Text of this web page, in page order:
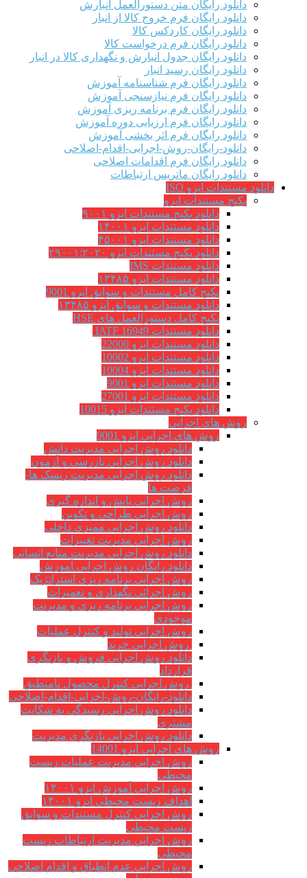
دانلود رایگان متن دستورالعمل انبارش
دانلود رایگان فرم خروج کالا از انبار
دانلود رایگان کاردکس کالا
دانلود رایگان فرم درخواست کالا
دانلود رایگان جدول انبارش و نگهداری کالا در انبار
دانلود رایگان رسید انبار
دانلود رایگان فرم شناسنامه آموزش
دانلود رایگان فرم نیازسنجی آموزش
دانلود رایگان فرم برنامه ریزی آموزش
دانلود رایگان فرم ارزیابی دوره آموزش
دانلود رایگان فرم اثر بخشی آموزش
دانلود-رایگان-روش-اجرایی-اقدام-اصلاحی
دانلود رایگان فرم اقدامات اصلاحی
دانلود رایگان ماتریس ارتباطات
دانلود مستندات ایزو ISO
پکیج مستندات ایزو
دانلود پکیج مستندات ایزو ۹۰۰۱
دانلود مستندات ایزو ۱۴۰۰۱
دانلود مستندات ایزو ۴۵۰۰۱
دانلود پکیج مستندات ایزو ۲۹۰۰۱:۲۰۲۰
دانلود مستندات IMS
دانلود مستندات ایزو ۱۳۴۸۵
پکیج کامل مستندات و سوابق ایزو 9001
دانلود مستندات و سوابق ایزو ۱۳۴۸۵
پکیج کامل دستورالعمل های HSE
دانلود مستندات IATF 16949
دانلود مستندات ایزو 22000
دانلود مستندات ایزو 10002
دانلود مستندات ایزو 10004
دانلود مستندات ایزو 9001
دانلود مستندات ایزو 27001
دانلود پکیج مستندات ایزو 10015
روش های اجرایی
روش های اجرایی ایزو 9001
دانلود روش اجرایی مدیریت دانش
دانلود روش اجرایی بازرسی و آزمون
دانلود روش اجرایی مدیریت ریسک ها-
فرصت ها
روش اجرایی پایش و اندازه گیری
روش اجرایی طراحی و تکوین
دانلود روش اجرایی ممیزی داخلی
روش اجرایی مدیریت تغییرات
دانلود روش اجرایی مدیریت منابع انسانی
دانلود رایگان روش اجرایی آموزش
روش اجرایی برنامه ریزی استراتژیک
روش اجرائی نگهداری و تعمیرات
روش اجرایی برنامه ریزی و مدیریت
موجودی
روش اجرایی تولید و کنترل عملیات
روش اجرایی خرید
دانلود روش اجرایی فروش و بازنگری
قرارداد
روش اجرایی کنترل محصول نامنطبق
دانلود-رایگان-روش-اجرایی-اقدام-اصلاحی
دانلود روش اجرایی رسیدگی به شکایت
مشتری
دانلود روش اجرایی بازنگری مدیریت
روش های اجرایی ایزو 14001
روش اجرایی مدیریت عملیات زیست
محیطی
روش اجرایی آموزش ایزو ۱۴۰۰۱
اهداف زیست محیطی ایزو ۱۴۰۰۱
روش اجرایی کنترل مستندات و سوابق
زیست محیطی
روش اجرايي مدیریت ارتباطات زیست
محیطی
روش اجرایی عدم انطباق و اقدام اصلاحی